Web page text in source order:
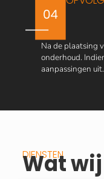
Na de plaatsing
onderhoud.
aanpassingen uit.
DIENSTEN
Wat